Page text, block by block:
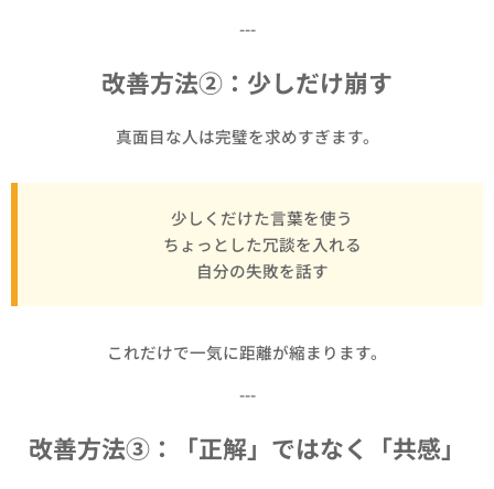
---
改善方法②：少しだけ崩す
真面目な人は完璧を求めすぎます。
✔ 少しくだけた言葉を使う
✔ ちょっとした冗談を入れる
✔ 自分の失敗を話す
これだけで一気に距離が縮まります。
---
改善方法③：「正解」ではなく「共感」